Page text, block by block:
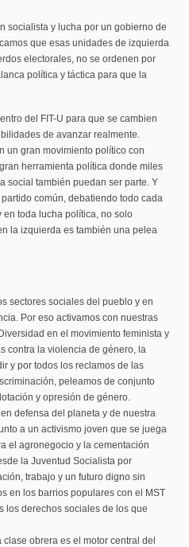
socialista y lucha por un gobierno de
que esas unidades de izquierda
electorales, no se ordenen por
política y táctica para que la
del FIT-U para que se cambien
de avanzar realmente.
un gran movimiento político con
herramienta política donde miles
social también puedan ser parte. Y
común, debatiendo todo cada
toda lucha política, no solo
la izquierda es también una pelea
sectores sociales del pueblo y en
Por eso activamos con nuestras
en el movimiento feminista y
contra la violencia de género, la
y por todos los reclamos de las
peleamos de conjunto
y opresión de género.
defensa del planeta y de nuestra
a un activismo joven que se juega
el agronegocio y la cementación
la Juventud Socialista por
trabajo y un futuro digno sin
en los barrios populares con el MST
los derechos sociales de los que
obrera es el motor central del